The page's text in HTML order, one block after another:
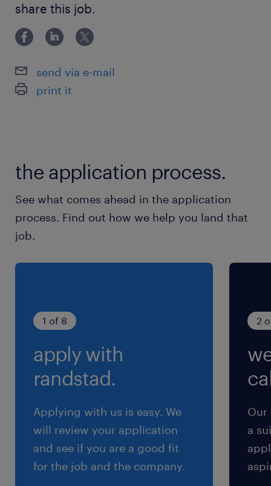
ランスフォーメーションを支援します。また、国
内外のプリセールスチームやコンサルティングチ
ームと緊密に連携し、 企業およびパートナーが
せ、優れたコンサルティングサービスを実現しま
す。 ■業務内容・顧客のDevOpsに関する課題を
プロジェクト成功が１度きりではなく恒常的に成
ことを支援する。・顧客のビジネス要求を理解
し、企業およびパートナーのクラウドおよび
DevOpsソリューションを組み合わせながら、ビ
ジネス要求に適合するソリューションのアーキテ
Development、Consulting、Support、
Sales）と緊密に連携し、優れた顧客体験を提供
する。・顧客に信頼される上級アドバイザーとし
て、テクノロジーロードマップの策定を支援する
上で重要な役割を果たす。・サービス・プロダク
ト・事例を国内外の既存・潜在顧客向けに発信
し、既存案件の拡大や新規顧客の獲得に貢献す
る。#LI-Hybrid#LI-KN
に足る優れたソフトウェアエンジニアリングの経験と
知識（Webサービス、ミッションクリティカルなシス
テム、CI/CD等の要件定義・設計・実装・テスト
share this job.
send via e-mail
print it
the application process.
See what comes ahead in the application
process. Find out how we help you land that
job.
1 of 8
apply with
randstad.
Applying with us is easy. We
will review your application
and see if you are a good fit
for the job and the company.
2
Our
a